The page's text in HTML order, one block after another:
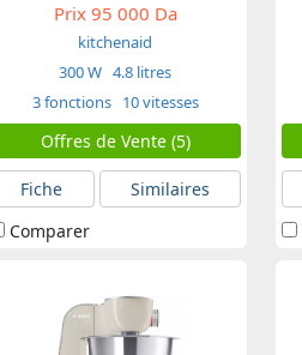
Prix95 000 Da
kitchenaid
300 W 4.8 litres
3 fonctions 10 vitesses
Offres de Vente (5)
Fiche
Similaires
Comparer